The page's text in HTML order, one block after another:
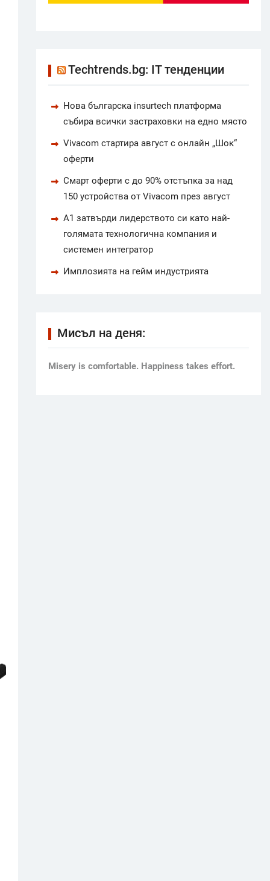
Techtrends.bg: IT тенденции
Нова българска insurtech платформа
събира всички застраховки на едно място
Vivacom стартира август с онлайн „Шок“
оферти
Смарт оферти с до 90% отстъпка за над
150 устройства от Vivacom през август
А1 затвърди лидерството си като най-
голямата технологична компания и
системен интегратор
Имплозията на гейм индустрията
Мисъл на деня:
Мisery is comfortable. Happiness takes effort.